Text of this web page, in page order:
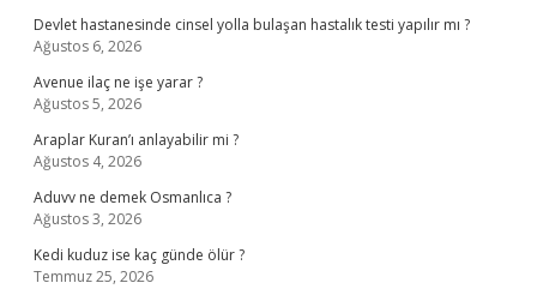
Devlet hastanesinde cinsel yolla bulaşan hastalık testi yapılır mı ?
Ağustos 6, 2026
Avenue ilaç ne işe yarar ?
Ağustos 5, 2026
Araplar Kuran’ı anlayabilir mi ?
Ağustos 4, 2026
Aduvv ne demek Osmanlıca ?
Ağustos 3, 2026
Kedi kuduz ise kaç günde ölür ?
Temmuz 25, 2026